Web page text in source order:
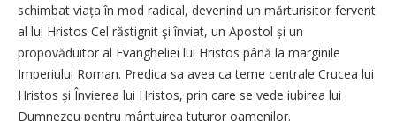
schimbat viața în mod radical, devenind un mărturisitor fervent
al lui Hristos Cel răstignit şi înviat, un Apostol și un
propovăduitor al Evangheliei lui Hristos până la marginile
Imperiului Roman. Predica sa avea ca teme centrale Crucea lui
Hristos şi Învierea lui Hristos, prin care se vede iubirea lui
Dumnezeu pentru mântuirea tuturor oamenilor.